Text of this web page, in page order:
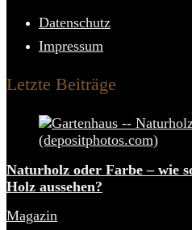
Datenschutz
Impressum
Letzte Beiträge
Naturholz oder Farbe – wie
Holz aussehen?
Magazin